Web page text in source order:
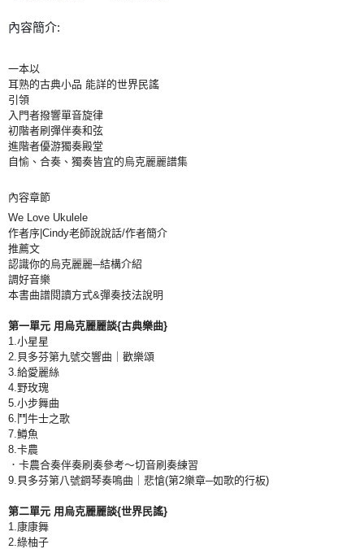
內容簡介:
一本以
耳熟的古典小品 能詳的世界民謠
引領
入門者撥響單音旋律
初階者刷彈伴奏和弦
進階者優游獨奏殿堂
自愉、合奏、獨奏皆宜的烏克麗麗譜集
內容章節
We Love Ukulele
作者序|Cindy老師說說話/作者簡介
推薦文
認識你的烏克麗麗─結構介紹
調好音樂
本書曲譜閱讀方式&彈奏技法說明
第一單元 用烏克麗麗談{古典樂曲}
1.小星星
2.貝多芬第九號交響曲｜歡樂頌
3.給愛麗絲
4.野玫瑰
5.小步舞曲
6.鬥牛士之歌
7.鱒魚
8.卡農
．卡農合奏伴奏刷奏參考～切音刷奏練習
9.貝多芬第八號鋼琴奏鳴曲｜悲愴(第2樂章─如歌的行板)
第二單元 用烏克麗麗談{世界民謠}
1.康康舞
2.綠柚子